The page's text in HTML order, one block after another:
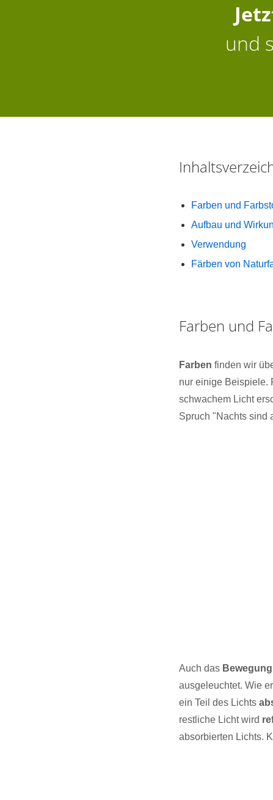
und
Farben und
Aufbau und
Verwendung
Färben von
Farben und
Farben finden wir
nur einige Beispiele.
schwachem Licht
Spruch "Nachts sind
Auch das
ausgeleuchtet. Wie
ein Teil des Lichts
restliche Licht wird
absorbierten Lichts.